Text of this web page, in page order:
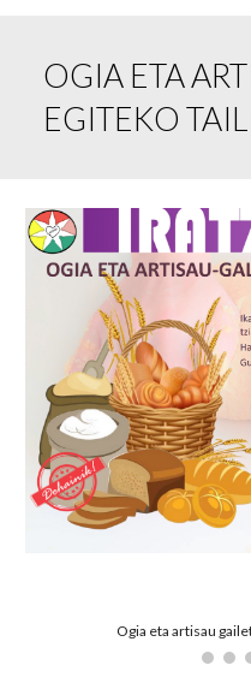
OGIA ETA
EGITEKO
Ogia eta artisau